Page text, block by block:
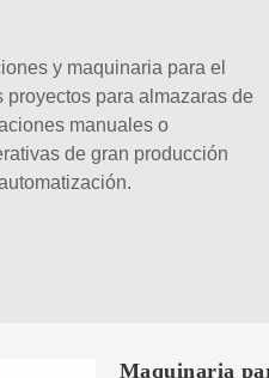
y maquinaria para el
para almazaras de
manuales o
de gran producción
Maquinaria